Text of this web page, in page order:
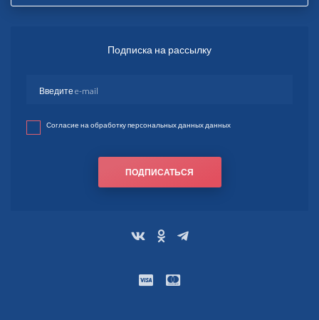
Подписка на рассылку
Согласие на обработку персональных данных данных
ПОДПИСАТЬСЯ